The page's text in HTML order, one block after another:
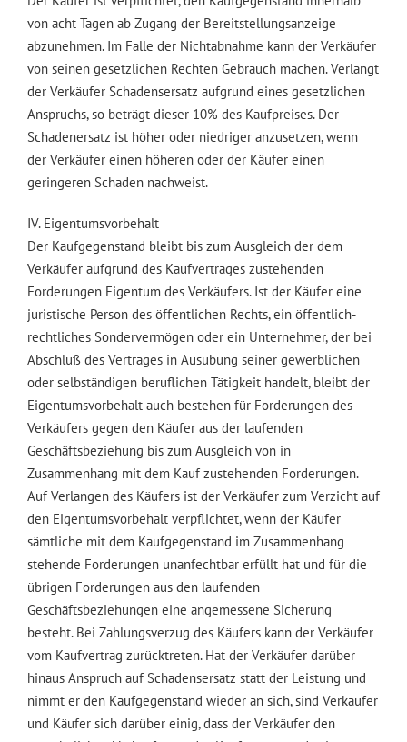
von acht Tagen ab Zugang der Bereitstellungsanzeige
abzunehmen. Im Falle der Nichtabnahme kann der Verkäufer
von seinen gesetzlichen Rechten Gebrauch machen. Verlangt
der Verkäufer Schadensersatz aufgrund eines gesetzlichen
Anspruchs, so beträgt dieser 10% des Kaufpreises. Der
Schadenersatz ist höher oder niedriger anzusetzen, wenn
der Verkäufer einen höheren oder der Käufer einen
geringeren Schaden nachweist.
IV. Eigentumsvorbehalt
Der Kaufgegenstand bleibt bis zum Ausgleich der dem
Verkäufer aufgrund des Kaufvertrages zustehenden
Forderungen Eigentum des Verkäufers. Ist der Käufer eine
juristische Person des öffentlichen Rechts, ein öffentlich-
rechtliches Sondervermögen oder ein Unternehmer, der bei
Abschluß des Vertrages in Ausübung seiner gewerblichen
oder selbständigen beruflichen Tätigkeit handelt, bleibt der
Eigentumsvorbehalt auch bestehen für Forderungen des
Verkäufers gegen den Käufer aus der laufenden
Geschäftsbeziehung bis zum Ausgleich von in
Zusammenhang mit dem Kauf zustehenden Forderungen.
Auf Verlangen des Käufers ist der Verkäufer zum Verzicht auf
den Eigentumsvorbehalt verpflichtet, wenn der Käufer
sämtliche mit dem Kaufgegenstand im Zusammenhang
stehende Forderungen unanfechtbar erfüllt hat und für die
übrigen Forderungen aus den laufenden
Geschäftsbeziehungen eine angemessene Sicherung
besteht. Bei Zahlungsverzug des Käufers kann der Verkäufer
vom Kaufvertrag zurücktreten. Hat der Verkäufer darüber
hinaus Anspruch auf Schadensersatz statt der Leistung und
nimmt er den Kaufgegenstand wieder an sich, sind Verkäufer
und Käufer sich darüber einig, dass der Verkäufer den